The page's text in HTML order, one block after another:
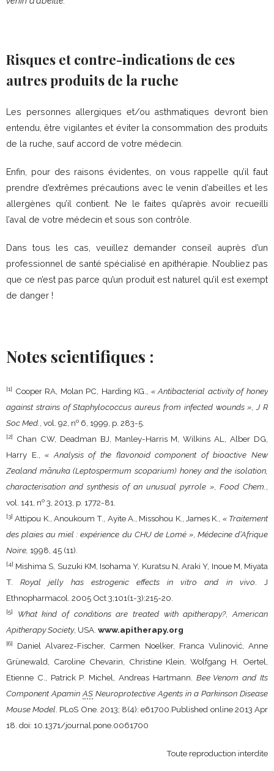
Risques et contre-indications de ces
autres produits de la ruche
Les personnes allergiques et/ou asthmatiques devront bien
entendu, être vigilantes et éviter la consommation des produits
de la ruche, sauf accord de votre médecin.
Enfin, pour des raisons évidentes, on vous rappelle qu’il faut
prendre d’extrêmes précautions avec le venin d’abeilles et les
allergènes qu’il contient. Ne le faites qu’après avoir recueilli
l’aval de votre médecin et sous son contrôle.
Dans tous les cas, veuillez demander conseil auprès d’un
professionnel de santé spécialisé en apithérapie. N’oubliez pas
que ce n’est pas parce qu’un produit est naturel qu’il est exempt
de danger !
Notes scientifiques :
[1] Cooper RA, Molan PC, Harding KG., « Antibacterial activity of honey
against strains of Staphylococcus aureus from infected wounds »
J R
Soc Med. , vol. 92, no 6,‎ 1999, p. 283-5.
[2]
Chan CW, Deadman BJ, Manley-Harris M, Wilkins AL, Alber DG,
Harry E.,« Analysis of the flavonoid component of bioactive New
Zealand mānuka (Leptospermum scoparium) honey and the isolation,
characterisation and synthesis of an unusual pyrrole » Food Chem.
vol. 141, no 3,‎ 2013, p. 1772-81.
[3] Attipou K., Anoukoum T., Ayite A., Missohou K., James K., « Traitement
des plaies au miel : expérience du CHU de Lomé », Médecine d’Afrique
Noire, 1998, 45 (11).
[4] Mishima S, Suzuki KM, Isohama Y, Kuratsu N, Araki Y, Inoue M, Miyata
T.Royal jelly has estrogenic effects in vitro and in vivo . J
Ethnopharmacol. 2005 Oct 3;101(1-3):215-20.
[5] What kind of conditions are treated with apitherapy?,American
Apitherapy Society, USA. www.apitherapy.org
[6]
Daniel Alvarez-Fischer, Carmen Noelker, Franca Vulinović, Anne
Grünewald, Caroline Chevarin, Christine Klein, Wolfgang H. Oertel,
Etienne C., Patrick P. Michel, Andreas Hartmann. Bee Venom and Its
Component Apamin AS Neuroprotective Agents in a Parkinson Disease
Mouse Model . PLoS One. 2013; 8(4): e61700.Published online 2013 Apr
18. doi: 10.1371/journal.pone.0061700
Toute reproduction interdite